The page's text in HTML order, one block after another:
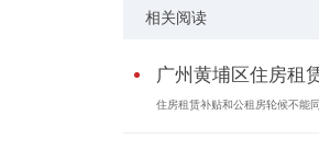
相关阅读
广州黄埔区住房租
住房租赁补贴和公租房轮候不能